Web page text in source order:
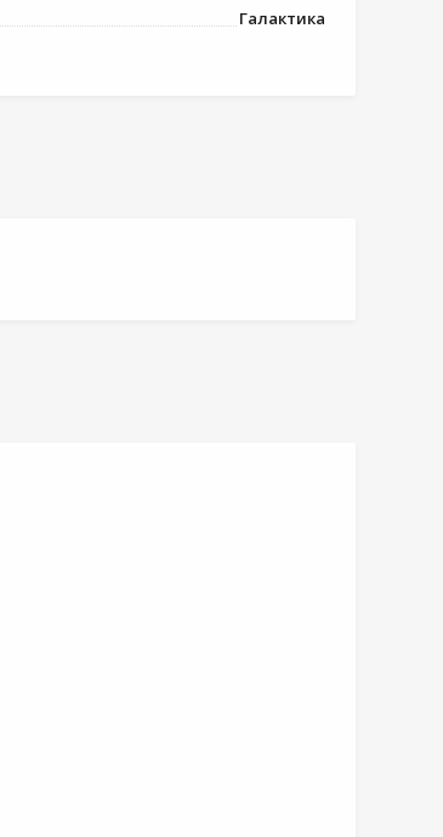
Галактика